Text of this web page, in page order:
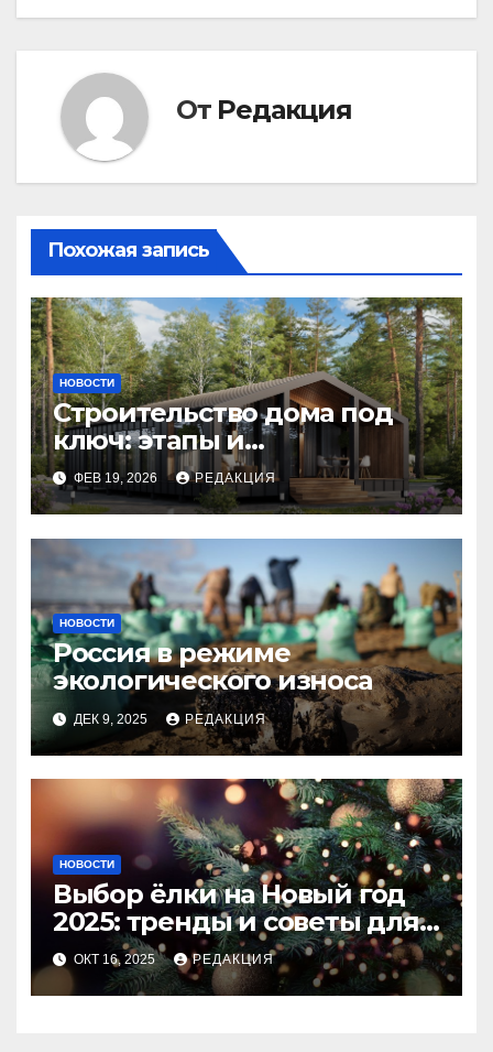
От Редакция
Похожая запись
НОВОСТИ
Строительство дома под
ключ: этапы и
планирование бюджета
ФЕВ 19, 2026 РЕДАКЦИЯ
НОВОСТИ
Россия в режиме
экологического износа
ДЕК 9, 2025 РЕДАКЦИЯ
НОВОСТИ
Выбор ёлки на Новый год
2025: тренды и советы для
идеального праздника
ОКТ 16, 2025 РЕДАКЦИЯ